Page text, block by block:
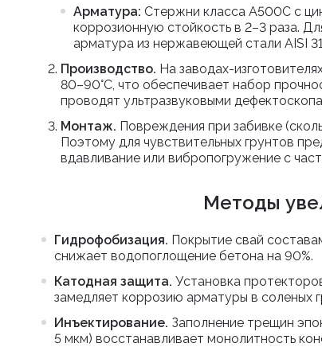
Арматура: Стержни класса А500С с
коррозионную стойкость в 2–3 раза.
арматура из нержавеющей стали AISI
Производство. На заводах-
80–90°C, что обеспечивает набор
проводят ультразвуковыми
Монтаж. Повреждения при забивке
Поэтому для чувствительных грунтов
вдавливание или вибропогружение с
Методы
Гидрофобизация. Покрытие свай
снижает водопоглощение бетона на 90%.
Катодная защита. Установка
замедляет коррозию арматуры в соленых
Инъектирование. Заполнение трещин
5 мкм) восстанавливает монолитность